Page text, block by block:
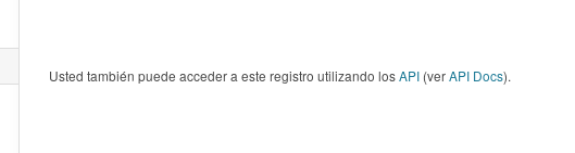
Usted también puede acceder a este registro utilizando losAPI (verAPI Docs).